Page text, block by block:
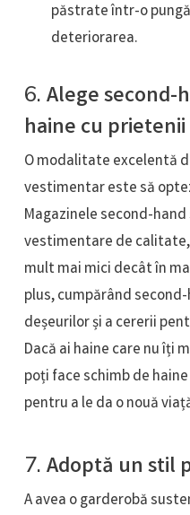
păstrate într-o
deteriorarea.
6. Alege second-
haine cu prietenii
O modalitate excelentă
vestimentar este să
Magazinele second-
vestimentare de
mult mai mici decât în
plus, cumpărând
deșeurilor și a cererii
Dacă ai haine care nu îți
poți face schimb de
pentru a le da o nouă
7. Adoptă un stil
A avea o garderobă